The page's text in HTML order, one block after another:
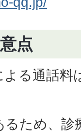
点
る通話料
るため、診